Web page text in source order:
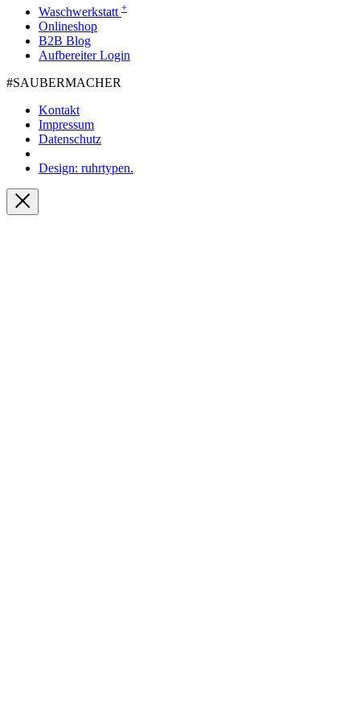
Waschwerkstatt +
Onlineshop
B2B Blog
Aufbereiter Login
#SAUBER­MACHER
Kontakt
Impressum
Datenschutz
Design: ruhrtypen.